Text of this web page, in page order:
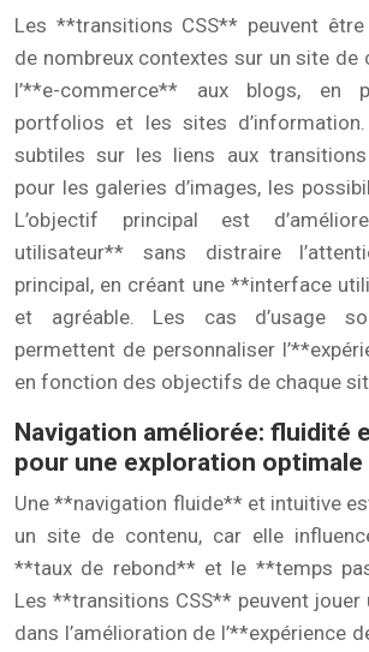
Les **transitions CSS** peuvent être
de nombreux contextes sur un site de
l’**e-commerce** aux blogs, en
portfolios et les sites
subtiles sur les liens aux
pour les galeries d’images, les
L’objectif principal est
utilisateur** sans distraire
principal, en créant une **interface
et agréable. Les cas d’usage
permettent de personnaliser
en fonction des objectifs de chaque
Navigation améliorée: fluidité
pour une exploration
Une **navigation fluide** et intuitive
un site de contenu, car elle
**taux de rebond** et le **temps
Les **transitions CSS** peuvent
dans l’amélioration de l’**expérience